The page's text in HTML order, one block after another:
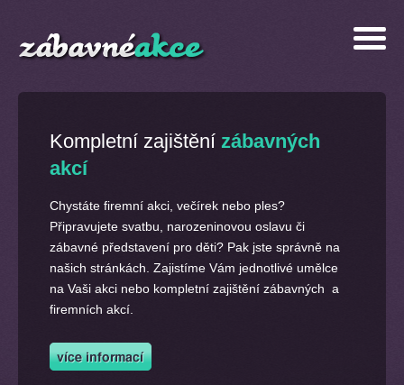
Kompletní zajištění zábavných
akcí
Chystáte firemní akci, večírek nebo ples?
Připravujete svatbu, narozeninovou oslavu či
zábavné představení pro děti? Pak jste správně na
našich stránkách. Zajistíme Vám jednotlivé umělce
na Vaši akci nebo kompletní zajištění zábavných a
firemních akcí.